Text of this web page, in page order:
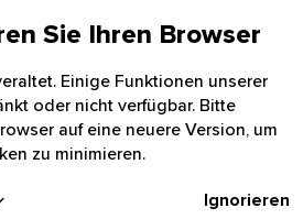
Sie Ihren Browser
Einige Funktionen unserer
oder nicht verfügbar. Bitte
auf eine neuere Version, um
zu minimieren.
Ignorieren